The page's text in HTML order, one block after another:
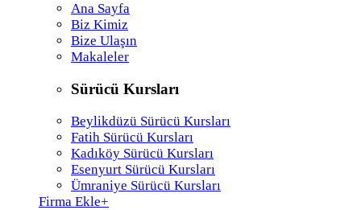
Ana Sayfa
Biz Kimiz
Bize Ulaşın
Makaleler
Sürücü Kursları
Beylikdüzü Sürücü Kursları
Fatih Sürücü Kursları
Kadıköy Sürücü Kursları
Esenyurt Sürücü Kursları
Ümraniye Sürücü Kursları
Firma Ekle+